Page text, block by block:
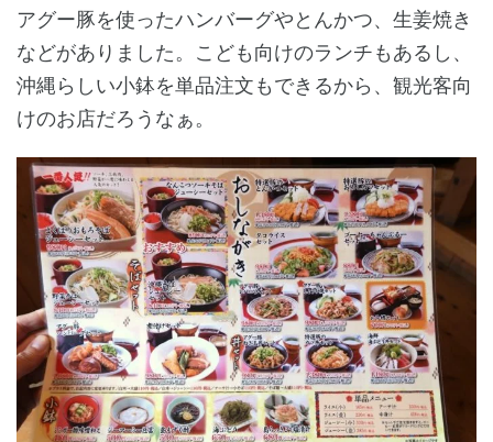
アグー豚を使ったハンバーグやとんかつ、生姜焼き
などがありました。こども向けのランチもあるし、
沖縄らしい小鉢を単品注文もできるから、観光客向
けのお店だろうなぁ。